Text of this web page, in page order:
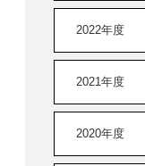
2022年度
2021年度
2020年度